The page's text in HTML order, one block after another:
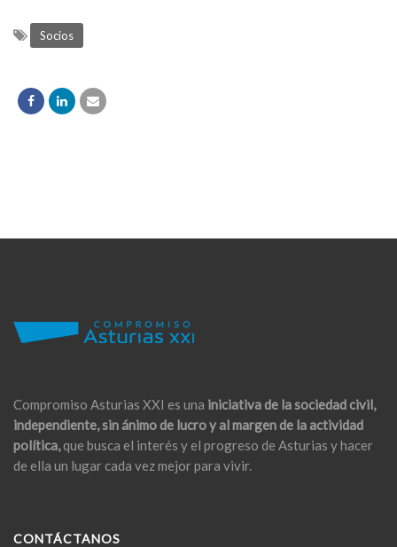
Socios
Compromiso Asturias XXI es una iniciativa de la sociedad civil,
independiente, sin ánimo de lucro y al margen de la actividad
política,que busca el interés y el progreso de Asturias y hacer
de ella un lugar cada vez mejor para vivir.
CONTÁCTANOS